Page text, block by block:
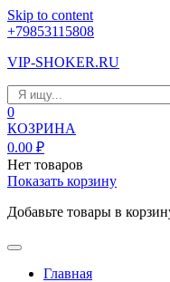
Skip to content
+79853115808
VIP-SHOKER.RU
0
КОЗРИНА
0.00 ₽
Нет товаров
Показать корзину
Добавьте товары в
Главная